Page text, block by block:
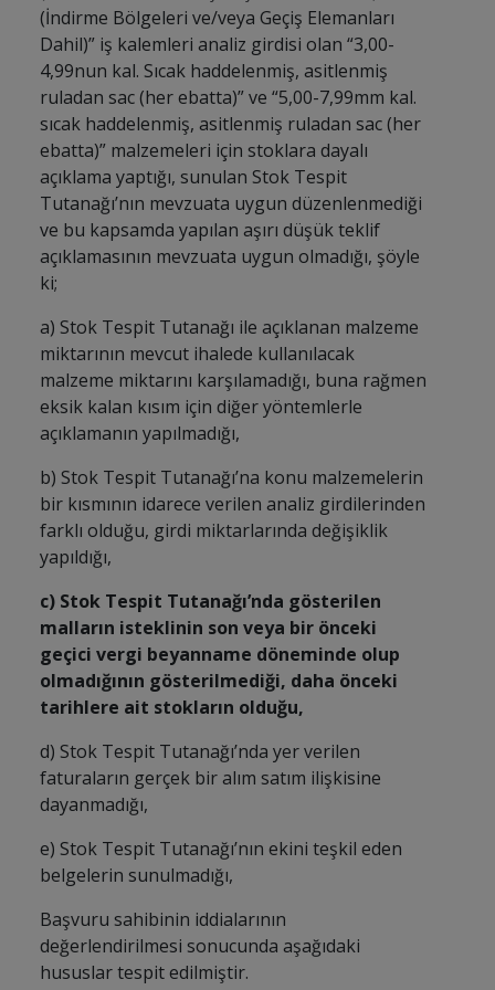
(İndirme Bölgeleri ve/veya Geçiş Elemanları
Dahil)” iş kalemleri analiz girdisi olan “3,00-
4,99nun kal. Sıcak haddelenmiş, asitlenmiş
ruladan sac (her ebatta)” ve “5,00-7,99mm kal.
sıcak haddelenmiş, asitlenmiş ruladan sac (her
ebatta)” malzemeleri için stoklara dayalı
açıklama yaptığı, sunulan Stok Tespit
Tutanağı’nın mevzuata uygun düzenlenmediği
ve bu kapsamda yapılan aşırı düşük teklif
açıklamasının mevzuata uygun olmadığı, şöyle
ki;
a) Stok Tespit Tutanağı ile açıklanan malzeme
miktarının mevcut ihalede kullanılacak
malzeme miktarını karşılamadığı, buna rağmen
eksik kalan kısım için diğer yöntemlerle
açıklamanın yapılmadığı,
b) Stok Tespit Tutanağı’na konu malzemelerin
bir kısmının idarece verilen analiz girdilerinden
farklı olduğu, girdi miktarlarında değişiklik
yapıldığı,
c) Stok Tespit Tutanağı’nda gösterilen
malların isteklinin son veya bir önceki
geçici vergi beyanname döneminde olup
olmadığının gösterilmediği, daha önceki
tarihlere ait stokların olduğu,
d) Stok Tespit Tutanağı’nda yer verilen
faturaların gerçek bir alım satım ilişkisine
dayanmadığı,
e) Stok Tespit Tutanağı’nın ekini teşkil eden
belgelerin sunulmadığı,
Başvuru sahibinin iddialarının
değerlendirilmesi sonucunda aşağıdaki
hususlar tespit edilmiştir.